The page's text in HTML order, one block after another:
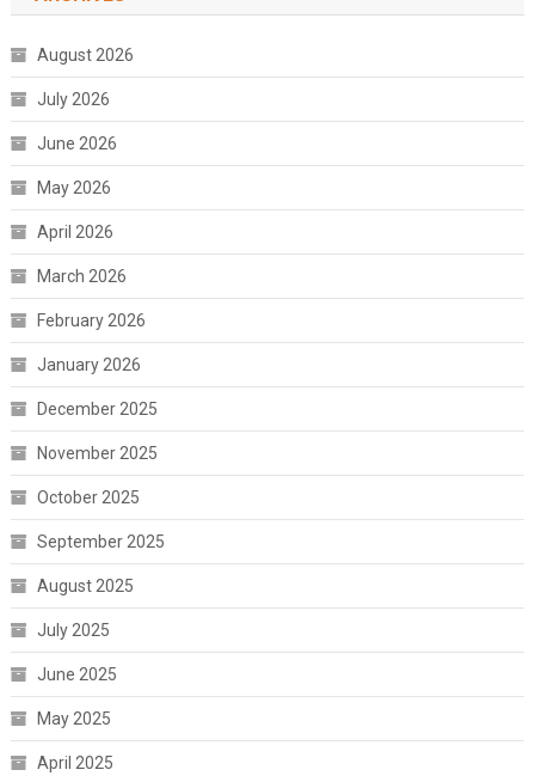
August 2026
July 2026
June 2026
May 2026
April 2026
March 2026
February 2026
January 2026
December 2025
November 2025
October 2025
September 2025
August 2025
July 2025
June 2025
May 2025
April 2025